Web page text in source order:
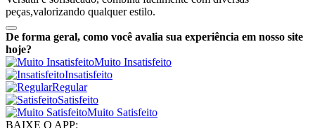
peças,valorizando qualquer estilo.
De forma geral, como você avalia sua experiência em nosso site
hoje?
Muito Insatisfeito
Insatisfeito
Regular
Satisfeito
Muito Satisfeito
BAIXE O APP: